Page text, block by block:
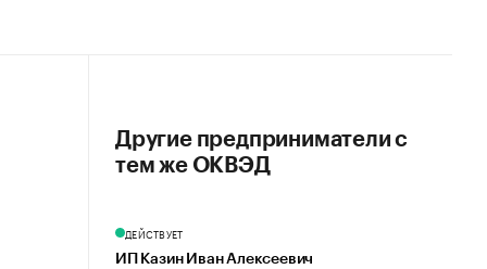
Другие предприниматели с
тем же ОКВЭД
ДЕЙСТВУЕТ
ИП Казин Иван Алексеевич